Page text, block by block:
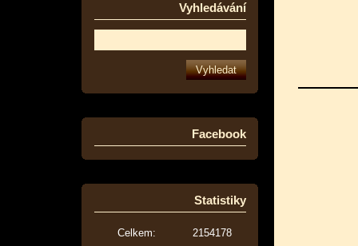
Vyhledávání
Facebook
Statistiky
Celkem:
2154178